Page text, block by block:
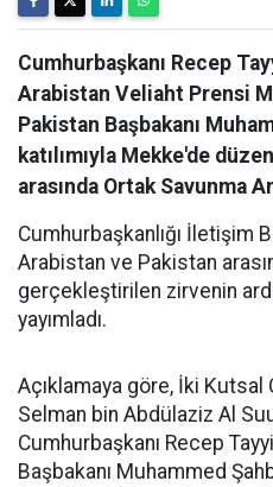
Cumhurbaşkanı Recep
Arabistan Veliaht Prensi
Pakistan Başbakanı
katılımıyla Mekke'de
arasında Ortak Savunma
Cumhurbaşkanlığı İletişim
Arabistan ve Pakistan
gerçekleştirilen zirvenin
yayımladı.
Açıklamaya göre, İki Kutsal
Selman bin Abdülaziz Al
Cumhurbaşkanı Recep
Başbakanı Muhammed